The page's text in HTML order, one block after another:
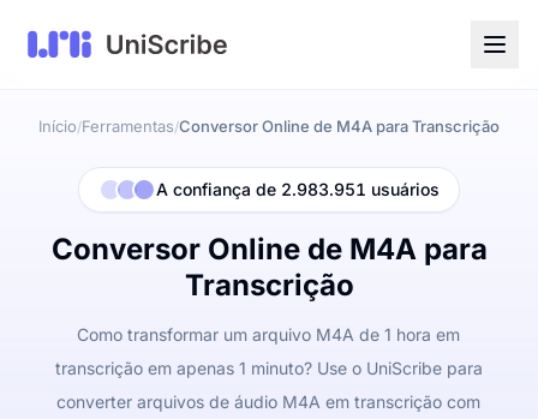
Início/Ferramentas/Conversor Online de M4A para Transcrição
A confiança de 2.983.951 usuários
Conversor Online de M4A para
Transcrição
Como transformar um arquivo M4A de 1 hora em
transcrição em apenas 1 minuto? Use o UniScribe para
converter arquivos de áudio M4A em transcrição com